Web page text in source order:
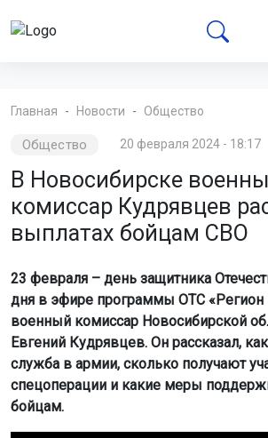
Главная Новости Общество
Общество 20 февраля 2024 - 18:17
В Новосибирске
комиссар Кудрявцев
выплатах бойцам СВО
23 февраля – день защитника
дня в эфире программы ОТС «Регион
военный комиссар Новосибирской
Евгений Кудрявцев. Он рассказал,
служба в армии, сколько получают
спецоперации и какие меры
бойцам.